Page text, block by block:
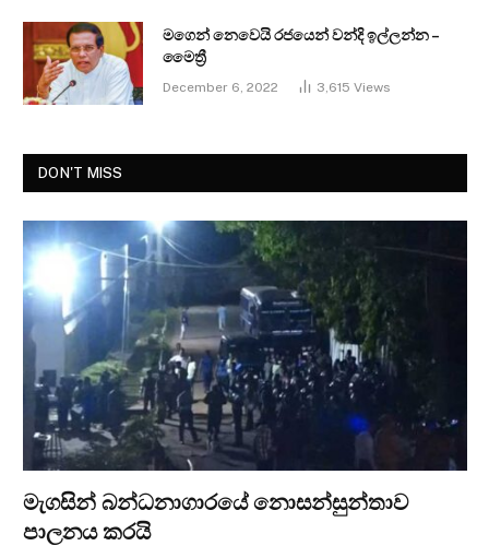
මගෙන් නෙවෙයි රජයෙන් වන්දි ඉල්ලන්න –
මෛත්‍රී
December 6, 2022 3,615 Views
DON'T MISS
මැගසින් බන්ධනාගාරයේ නොසන්සුන්තාව
පාලනය කරයි